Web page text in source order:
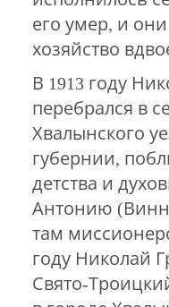
его умер, и они
хозяйство
В 1913 году
перебрался в
Хвалынского
губернии,
детства и
Антонию
там
году Николай
Свято-